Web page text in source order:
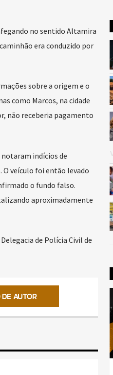
no sentido Altamira
era conduzido por
sobre a origem e o
como Marcos, na cidade
não receberia pagamento
indícios de
veículo foi então levado
o fundo falso.
aproximadamente
de Polícia Civil de
AUTOR